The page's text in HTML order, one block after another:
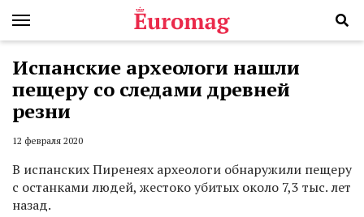
Испанские археологи нашли
пещеру со следами древней
резни
12 февраля 2020
В испанских Пиренеях археологи обнаружили пещеру
с останками людей, жестоко убитых около 7,3 тыс. лет
назад.